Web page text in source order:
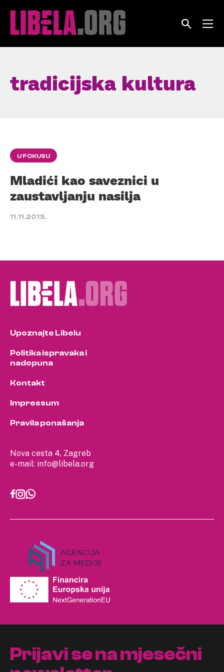
tradicijska kultura
U FOKUSU
Mladići kao saveznici u
zaustavljanju nasilja
11.11.2013.
Nova cesta 4, Zagreb
e-mail: info@libela.org
Upoznajte Libelu
Politika ispravaka i
nadopuna
Kontakt
Impressum
Pravila ponašanja
Prijavi se na mjesečni